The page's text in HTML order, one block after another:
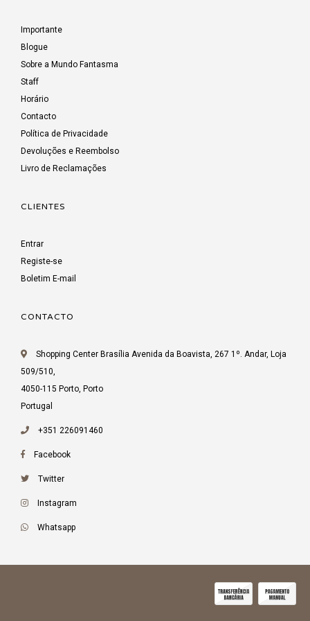
Importante
Blogue
Sobre a Mundo Fantasma
Staff
Horário
Contacto
Política de Privacidade
Devoluções e Reembolso
Livro de Reclamações
CLIENTES
Entrar
Registe-se
Boletim E-mail
CONTACTO
Shopping Center Brasília Avenida da Boavista, 267 1º. Andar, Loja
509/510,
4050-115 Porto, Porto
Portugal
+351 226091460
Facebook
Twitter
Instagram
Whatsapp